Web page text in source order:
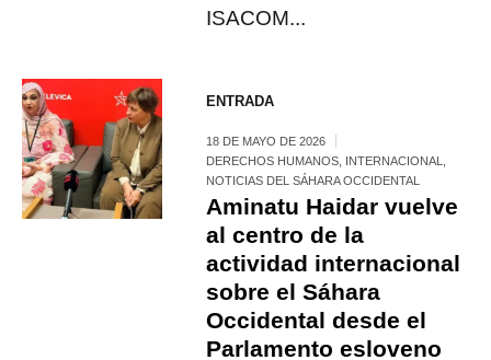
ISACOM...
ENTRADA
18 DE MAYO DE 2026
DERECHOS HUMANOS INTERNACIONAL
NOTICIAS DEL SÁHARA OCCIDENTAL
Aminatu Haidar vuelve
al centro de la
actividad internacional
sobre el Sáhara
Occidental desde el
Parlamento esloveno